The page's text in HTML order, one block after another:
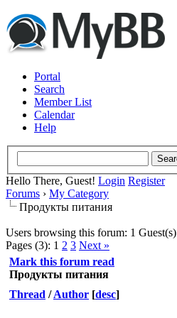
Portal
Search
Member List
Calendar
Help
Hello There, Guest! Login Register
Forums › My Category
Продукты питания
Users browsing this forum: 1 Guest(s)
Pages (3): 1 2 3 Next »
Mark this forum read
Продукты питания
Thread /Author [desc]